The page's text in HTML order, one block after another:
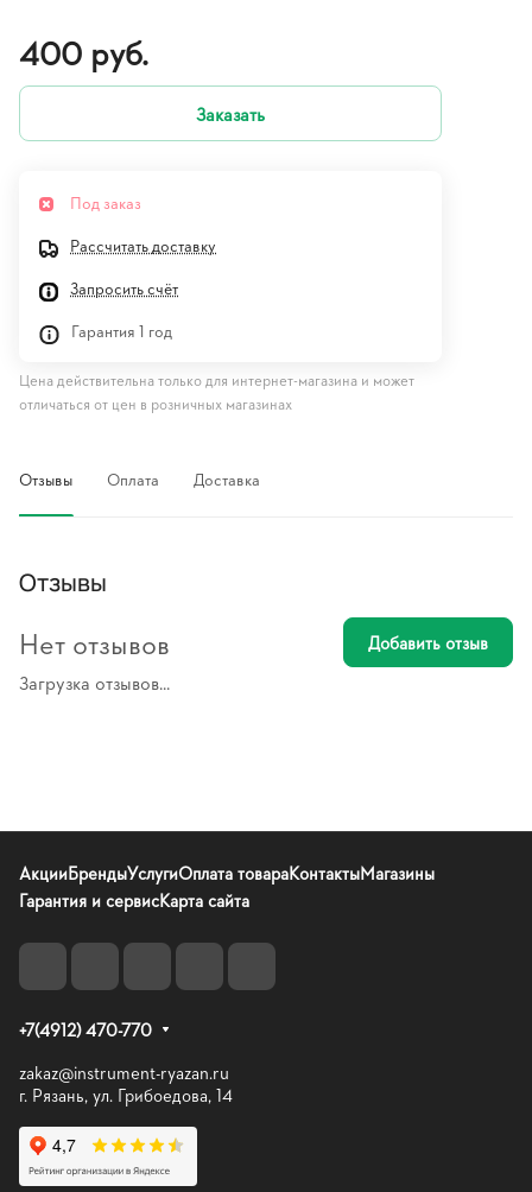
400 руб.
Заказать
Под заказ
Рассчитать доставку
Запросить счёт
Гарантия 1 год
Цена действительна только для интернет-магазина и может
отличаться от цен в розничных магазинах
Отзывы Оплата Доставка
Отзывы
Загрузка отзывов...
Нет отзывов Добавить отзыв
АкцииБрендыУслугиОплата товараКонтактыМагазины
Гарантия и сервисКарта сайта
+7(4912) 470-770
zakaz@instrument-ryazan.ru
г. Рязань, ул. Грибоедова, 14